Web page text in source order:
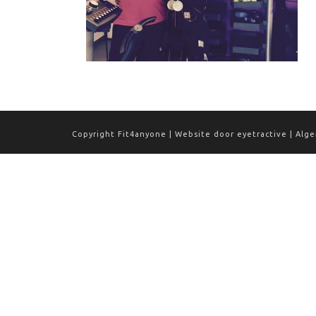
Copyright Fit4anyone | Website door eyetractive